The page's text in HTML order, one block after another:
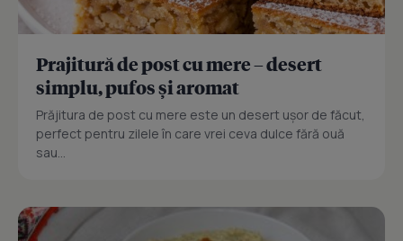
Prajitură de post cu mere – desert
simplu, pufos și aromat
Prăjitura de post cu mere este un desert ușor de făcut,
perfect pentru zilele în care vrei ceva dulce fără ouă
sau...